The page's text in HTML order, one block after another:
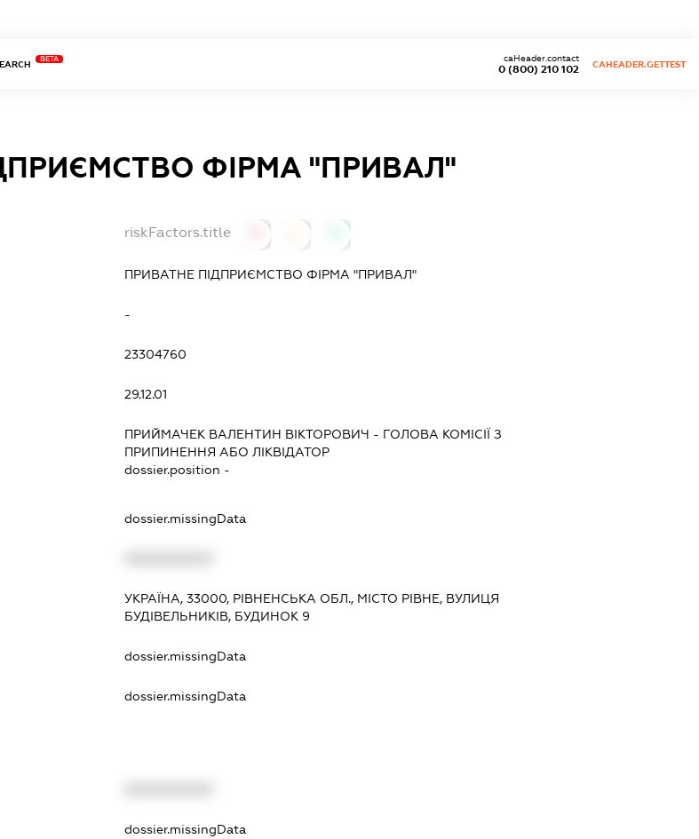
BETA
0 (800) 210 102
caHeader.contact
CAHEADER.GETTEST
ФIРМА "ПРИВАЛ"
riskFactors.title
ПРИВАТНЕ ПIДПРИЄМСТВО ФIРМА "ПРИВАЛ"
-
23304760
29.12.01
ПРИЙМАЧЕК ВАЛЕНТИН ВІКТОРОВИЧ - ГОЛОВА КОМІСІЇ З
ПРИПИНЕННЯ АБО ЛІКВІДАТОР
dossier.position -
dossier.missingData
УКРАЇНА, 33000, РІВНЕНСЬКА ОБЛ., МІСТО РІВНЕ, ВУЛИЦЯ
БУДІВЕЛЬНИКІВ, БУДИНОК 9
dossier.missingData
dossier.missingData
dossier.missingData